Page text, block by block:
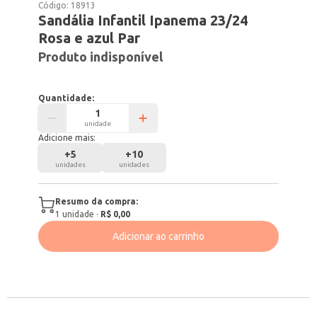
Código: 18913
Sandália Infantil Ipanema 23/24
Rosa e azul Par
Produto indisponível
Quantidade:
unidade
Adicione mais:
+5
unidades
+10
unidades
Resumo da compra:
1 unidade · R$ 0,00
Adicionar ao carrinho